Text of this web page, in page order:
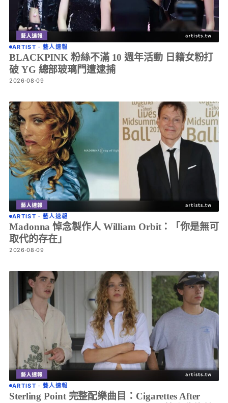
ARTIST · 藝人速報
BLACKPINK 粉絲不滿 10 週年活動 日籍女粉打
破 YG 總部玻璃門遭逮捕
2026·08·09
ARTIST · 藝人速報
Madonna 悼念製作人 William Orbit：「你是無可
取代的存在」
2026·08·09
ARTIST · 藝人速報
Sterling Point 完整配樂曲目：Cigarettes After